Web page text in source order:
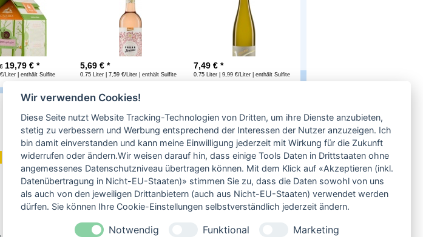
19,79 € *
Liter | enthält Sulfite
5,69 € *
0.75 Liter | 7,59 €/Liter | enthält Sulfite
7,49 € *
0.75 Liter | 9,99 €/Liter | enthält Sulfite
Wissenswertes
Erfahren Sie mehr über
Biowein in unserem Blog
oder Folgen Sie uns!
Facebook
Instagram
Veganer Wein
Neben einem ausgesuchten Sortiment an
Biowein, Biospirituosen und Biofeinkost bieten
wir Ihnen u.a. folgende
Vorteile
große Auswahl
nur 5,79 EUR Versand (DE)
ab 95 EUR frei Haus (DE)
14 Tage Rückgaberecht
sichere Zahlung
Kauf auf Rechnung
Bio-zertifizierter Shop
Wir verwenden Cookies!
Diese Seite nutzt Website Tracking-Technologien von Dritten, um ihre Dienste anzubieten,
stetig zu verbessern und Werbung entsprechend der Interessen der Nutzer anzuzeigen. Ich
bin damit einverstanden und kann meine Einwilligung jederzeit mit Wirkung für die Zukunft
widerrufen oder ändern.Wir weisen darauf hin, dass einige Tools Daten in Drittstaaten ohne
angemessenes Datenschutzniveau übertragen können. Mit dem Klick auf «Akzeptieren (inkl.
Datenübertragung in Nicht-EU-Staaten)» stimmen Sie zu, dass die Daten sowohl von uns
als auch von den jeweiligen Drittanbietern (auch aus Nicht-EU-Staaten) verwendet werden
dürfen. Sie können Ihre Cookie-Einstellungen selbstverständlich jederzeit ändern.
Notwendig Funktional Marketing